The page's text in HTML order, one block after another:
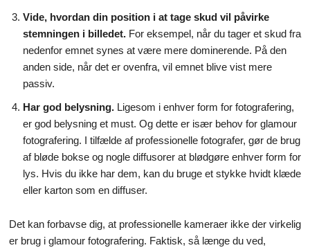
Vide, hvordan din position i at tage skud vil påvirke
stemningen i billedet. For eksempel, når du tager et skud fra
nedenfor emnet synes at være mere dominerende. På den
anden side, når det er ovenfra, vil emnet blive vist mere
passiv.
Har god belysning. Ligesom i enhver form for fotografering,
er god belysning et must. Og dette er især behov for glamour
fotografering. I tilfælde af professionelle fotografer, gør de brug
af bløde bokse og nogle diffusorer at blødgøre enhver form for
lys. Hvis du ikke har dem, kan du bruge et stykke hvidt klæde
eller karton som en diffuser.
Det kan forbavse dig, at professionelle kameraer ikke der virkelig
er brug i glamour fotografering. Faktisk, så længe du ved,